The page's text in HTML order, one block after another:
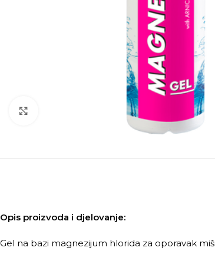
Kliknite za povećanje
Opis proizvoda i djelovanje:
Gel na bazi magnezijum hlorida za oporavak